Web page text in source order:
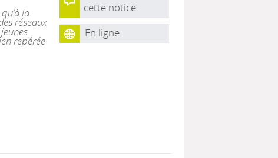
la
réseaux
repérée
cette notice.
En ligne